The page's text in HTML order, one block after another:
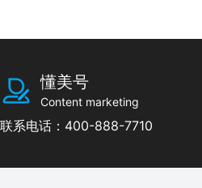
懂美号
Content marketing
联系电话：400-888-7710